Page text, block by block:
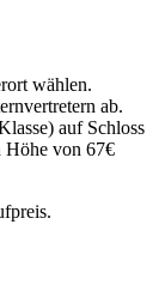
wählen.
ab.
auf Schloss
Höhe von 67€